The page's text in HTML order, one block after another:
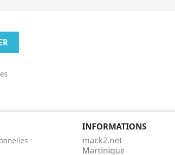
INFORMATIONS
mack2.net
Martinique